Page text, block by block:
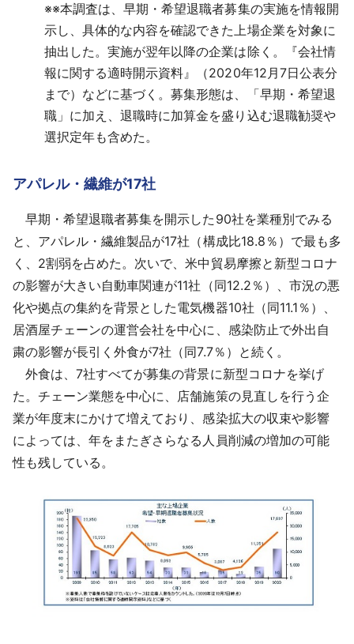
※※本調査は、早期・希望退職者募集の実施を情報開
示し、具体的な内容を確認できた上場企業を対象に
抽出した。実施が翌年以降の企業は除く。『会社情
報に関する適時開示資料』（2020年12月7日公表分
まで）などに基づく。募集形態は、「早期・希望退
職」に加え、退職時に加算金を盛り込む退職勧奨や
選択定年も含めた。
アパレル・繊維が17社
早期・希望退職者募集を開示した90社を業種別でみる
と、アパレル・繊維製品が17社（構成比18.8％）で最も多
く、2割弱を占めた。次いで、米中貿易摩擦と新型コロナ
の影響が大きい自動車関連が11社（同12.2％）、市況の悪
化や拠点の集約を背景とした電気機器10社（同11.1％）、
居酒屋チェーンの運営会社を中心に、感染防止で外出自
粛の影響が長引く外食が7社（同7.7％）と続く。
外食は、7社すべてが募集の背景に新型コロナを挙げ
た。チェーン業態を中心に、店舗施策の見直しを行う企
業が年度末にかけて増えており、感染拡大の収束や影響
によっては、年をまたぎさらなる人員削減の増加の可能
性も残している。